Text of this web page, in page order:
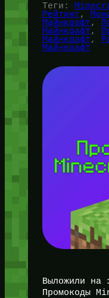
Теги:
Рейтинг,
Майнкрафт,
Майнкрафт,
Майнкрафт,
Майнкрафт
Выложили на
Промокоды